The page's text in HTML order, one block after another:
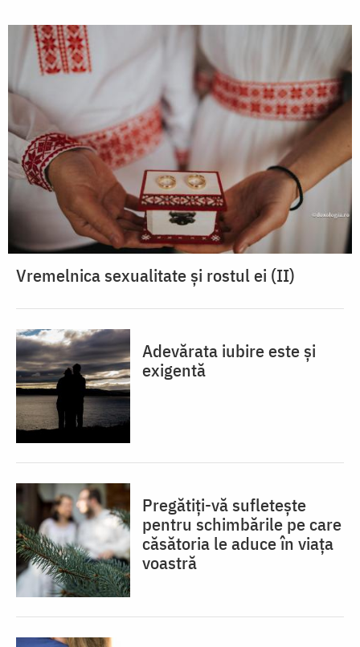
Vremelnica sexualitate și rostul ei (II)
Adevărata iubire este și
exigentă
Pregătiți-vă sufletește
pentru schimbările pe care
căsătoria le aduce în viața
voastră